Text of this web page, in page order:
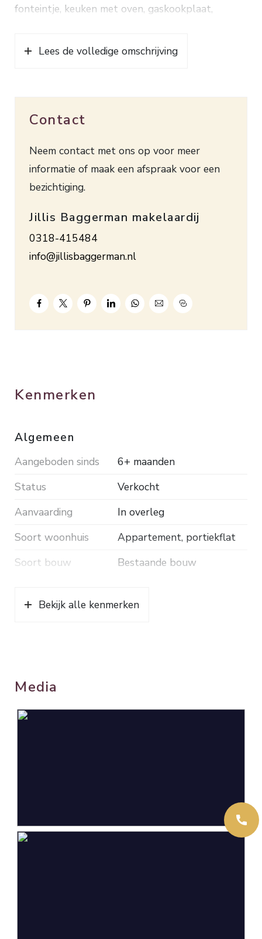
fonteintje, keuken met oven, gaskookplaat,
met douche, wastafel en aansluiting wasmachine,
Verwarming d.m.v. blokverwarming en warm
water via een geiser. Deze mooi gelegen woning is
gemoderniseerd te worden, wat u de mogelijkheid
geeft om het geheel naar eigen wens en smaak
aan te passen.
ca. 84 m². Energielabel C.
De servicekosten bedragen € 165,– (exclusief €
120,– voorschot stookkosten) per maand.
Mogelijkheid tot het bijkopen van een garage
(vraagprijs € 29.500,– k.k., servicekosten € 15,–
per maand).
Lees de volledige omschrijving
Contact
Neem contact met ons op voor meer
informatie of maak een afspraak voor een
bezichtiging.
Jillis Baggerman makelaardij
0318-415484
info@jillisbaggerman.nl
Kenmerken
Algemeen
Aangeboden sinds
6+ maanden
Status
Verkocht
Aanvaarding
In overleg
Soort woonhuis
Appartement, portiekflat
Soort bouw
Bestaande bouw
Ligging
Aan rustige weg
4 kamers (2 slaapkamers)
Aantal badkamers
1 badkamer
Bekijk alle kenmerken
Media